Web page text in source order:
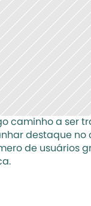
caminho a ser
destaque no
de usuários